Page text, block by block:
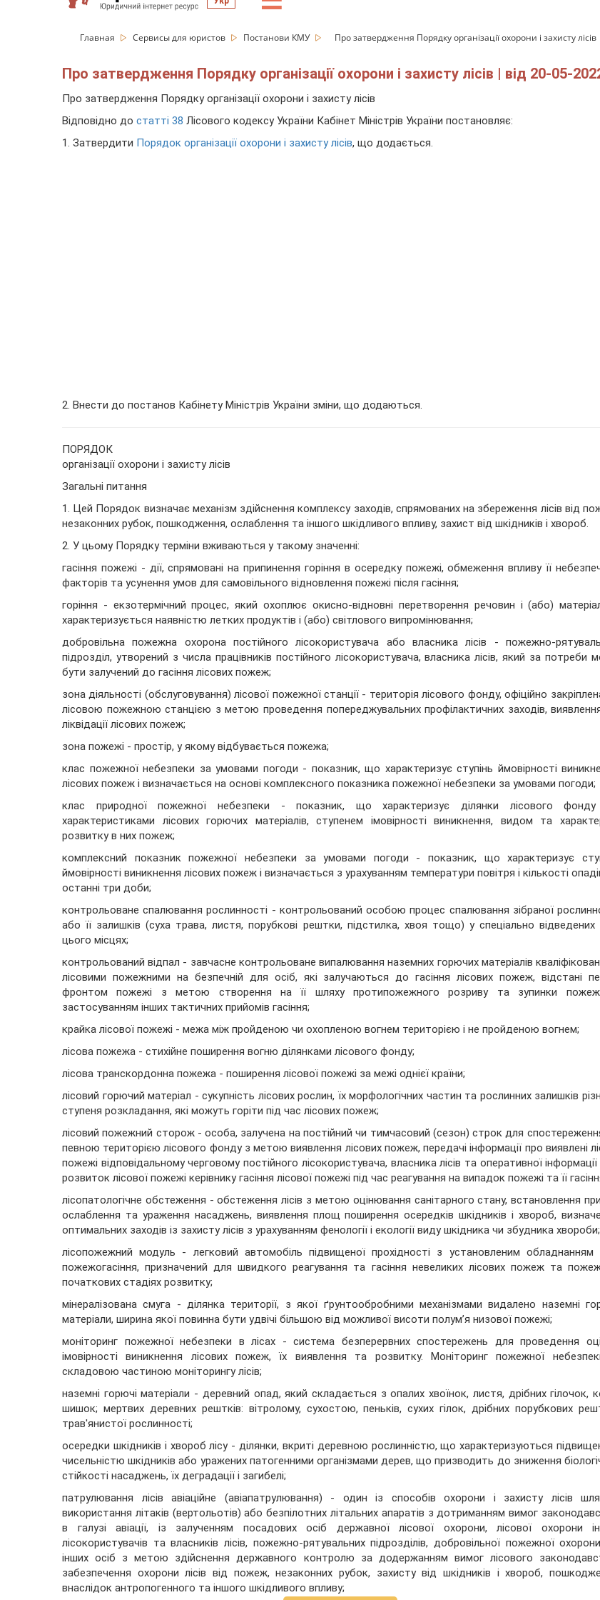
Главная Сервисы для юристов Постанови КМУ Про затвердження Порядку організації охорони і захисту лісів
Про затвердження Порядку організації охорони і захисту лісів | від 20-05-
Про затвердження Порядку організації охорони і захисту лісів
Відповідно до статті 38 Лісового кодексу України Кабінет Міністрів України постановляє:
1. Затвердити Порядок організації охорони і захисту лісів, що додається.
2. Внести до постанов Кабінету Міністрів України зміни, що додаються.
ПОРЯДОК
організації охорони і захисту лісів
Загальні питання
1. Цей Порядок визначає механізм здійснення комплексу заходів, спрямованих на збереження лісів від
незаконних рубок, пошкодження, ослаблення та іншого шкідливого впливу, захист від шкідників і хвороб.
2. У цьому Порядку терміни вживаються у такому значенні:
гасіння пожежі - дії, спрямовані на припинення горіння в осередку пожежі, обмеження впливу її
факторів та усунення умов для самовільного відновлення пожежі після гасіння;
горіння - екзотермічний процес, який охоплює окисно-відновні перетворення речовин і (або)
характеризується наявністю летких продуктів і (або) світлового випромінювання;
добровільна пожежна охорона постійного лісокористувача або власника лісів - пожежно-
підрозділ, утворений з числа працівників постійного лісокористувача, власника лісів, який за потреби
бути залучений до гасіння лісових пожеж;
зона діяльності (обслуговування) лісової пожежної станції - територія лісового фонду, офіційно
лісовою пожежною станцією з метою проведення попереджувальних профілактичних заходів,
ліквідації лісових пожеж;
зона пожежі - простір, у якому відбувається пожежа;
клас пожежної небезпеки за умовами погоди - показник, що характеризує ступінь ймовірності
лісових пожеж і визначається на основі комплексного показника пожежної небезпеки за умовами погоди;
клас природної пожежної небезпеки - показник, що характеризує ділянки лісового
характеристиками лісових горючих матеріалів, ступенем імовірності виникнення, видом та
розвитку в них пожеж;
комплексний показник пожежної небезпеки за умовами погоди - показник, що характеризує
ймовірності виникнення лісових пожеж і визначається з урахуванням температури повітря і кількості
останні три доби;
контрольоване спалювання рослинності - контрольований особою процес спалювання зібраної
або її залишків (суха трава, листя, порубкові рештки, підстилка, хвоя тощо) у спеціально відведених
цього місцях;
контрольований відпал - завчасне контрольоване випалювання наземних горючих матеріалів
лісовими пожежними на безпечній для осіб, які залучаються до гасіння лісових пожеж, відстані
фронтом пожежі з метою створення на її шляху протипожежного розриву та зупинки
застосуванням інших тактичних прийомів гасіння;
крайка лісової пожежі - межа між пройденою чи охопленою вогнем територією і не пройденою вогнем;
лісова пожежа - стихійне поширення вогню ділянками лісового фонду;
лісова транскордонна пожежа - поширення лісової пожежі за межі однієї країни;
лісовий горючий матеріал - сукупність лісових рослин, їх морфологічних частин та рослинних залишків
ступеня розкладання, які можуть горіти під час лісових пожеж;
лісовий пожежний сторож - особа, залучена на постійний чи тимчасовий (сезон) строк для
певною територією лісового фонду з метою виявлення лісових пожеж, передачі інформації про виявлені
пожежі відповідальному черговому постійного лісокористувача, власника лісів та оперативної
розвиток лісової пожежі керівнику гасіння лісової пожежі під час реагування на випадок пожежі та її
лісопатологічне обстеження - обстеження лісів з метою оцінювання санітарного стану, встановлення
ослаблення та ураження насаджень, виявлення площ поширення осередків шкідників і хвороб,
оптимальних заходів із захисту лісів з урахуванням фенології і екології виду шкідника чи збудника хвороби;
лісопожежний модуль - легковий автомобіль підвищеної прохідності з установленим обладнанням
пожежогасіння, призначений для швидкого реагування та гасіння невеликих лісових пожеж та
початкових стадіях розвитку;
мінералізована смуга - ділянка території, з якої ґрунтообробними механізмами видалено наземні
матеріали, ширина якої повинна бути удвічі більшою від можливої висоти полум’я низової пожежі;
моніторинг пожежної небезпеки в лісах - система безперервних спостережень для проведення
імовірності виникнення лісових пожеж, їх виявлення та розвитку. Моніторинг пожежної
складовою частиною моніторингу лісів;
наземні горючі матеріали - деревний опад, який складається з опалих хвоїнок, листя, дрібних гілочок,
шишок; мертвих деревних рештків: вітролому, сухостою, пеньків, сухих гілок, дрібних порубкових
трав'янистої рослинності;
осередки шкідників і хвороб лісу - ділянки, вкриті деревною рослинністю, що характеризуються
чисельністю шкідників або уражених патогенними організмами дерев, що призводить до зниження
стійкості насаджень, їх деградації і загибелі;
патрулювання лісів авіаційне (авіапатрулювання) - один із способів охорони і захисту лісів
використання літаків (вертольотів) або безпілотних літальних апаратів з дотриманням вимог
в галузі авіації, із залученням посадових осіб державної лісової охорони, лісової охорони
лісокористувачів та власників лісів, пожежно-рятувальних підрозділів, добровільної пожежної
інших осіб з метою здійснення державного контролю за додержанням вимог лісового
забезпечення охорони лісів від пожеж, незаконних рубок, захисту від шкідників і хвороб,
внаслідок антропогенного та іншого шкідливого впливу;